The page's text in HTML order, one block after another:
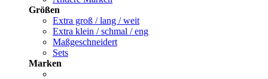
Größen
Extra groß / lang / weit
Extra klein / schmal / eng
Maßgeschneidert
Sets
Marken